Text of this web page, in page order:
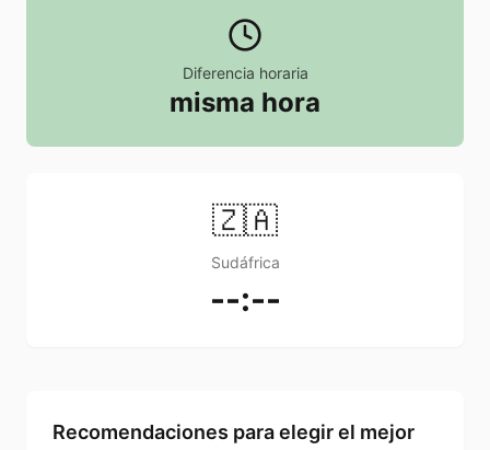
Diferencia horaria
misma hora
🇿🇦
Sudáfrica
--:--
Recomendaciones para elegir el mejor